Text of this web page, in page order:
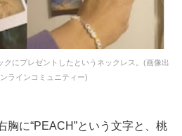
にプレゼントしたというネックレス。(画像出
ラインコミュニティー)
胸に“PEACH”という文字と、桃